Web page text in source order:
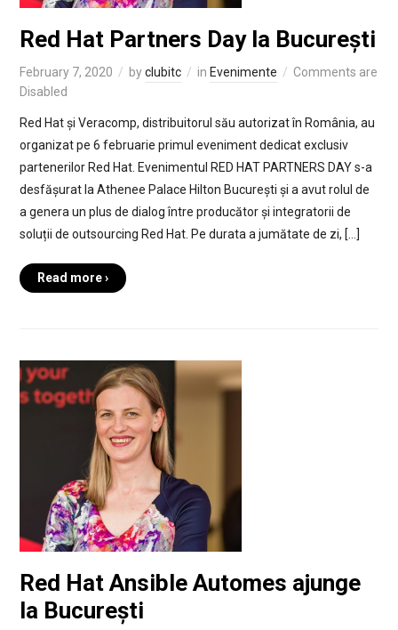
Red Hat Partners Day la București
February 7, 2020 byclubitc in Evenimente
Comments are
Disabled
Red Hat și Veracomp, distribuitorul său autorizat în România, au
organizat pe 6 februarie primul eveniment dedicat exclusiv
partenerilor Red Hat. Evenimentul RED HAT PARTNERS DAY s-a
desfășurat la Athenee Palace Hilton București și a avut rolul de
a genera un plus de dialog între producător și integratorii de
soluții de outsourcing Red Hat. Pe durata a jumătate de zi, […]
Read more ›
Red Hat Ansible Automes ajunge
la București